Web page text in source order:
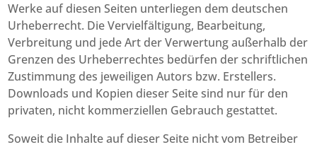
Werke auf diesen Seiten unterliegen dem deutschen
Urheberrecht. Die Vervielfältigung, Bearbeitung,
Verbreitung und jede Art der Verwertung außerhalb der
Grenzen des Urheberrechtes bedürfen der schriftlichen
Zustimmung des jeweiligen Autors bzw. Erstellers.
Downloads und Kopien dieser Seite sind nur für den
privaten, nicht kommerziellen Gebrauch gestattet.
Soweit die Inhalte auf dieser Seite nicht vom Betreiber